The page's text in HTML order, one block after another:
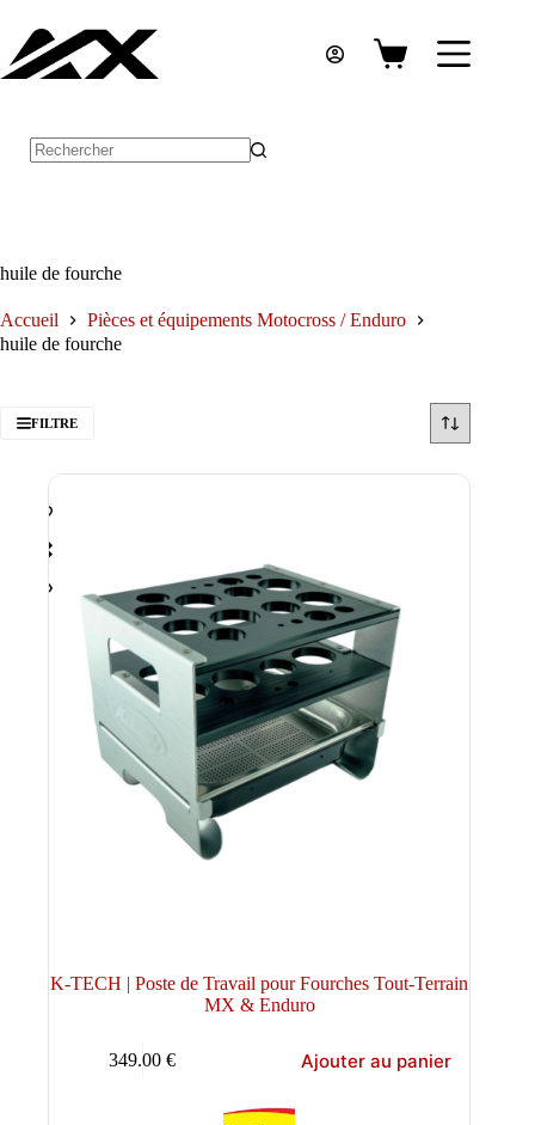
contenu
Panier
huile de fourche
Accueil
Pièces et équipements Motocross / Enduro
huile de fourche
FILTRE
K-TECH | Poste de Travail pour Fourches Tout-Terrain
MX & Enduro
349.00€ Ajouter au panier